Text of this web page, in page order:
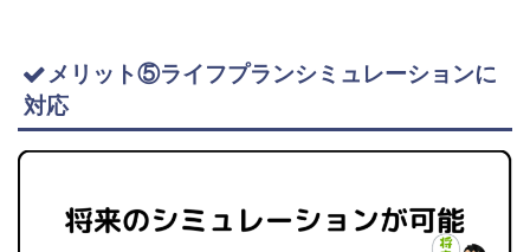
メリット⑤ライフプランシミュレーションに
対応